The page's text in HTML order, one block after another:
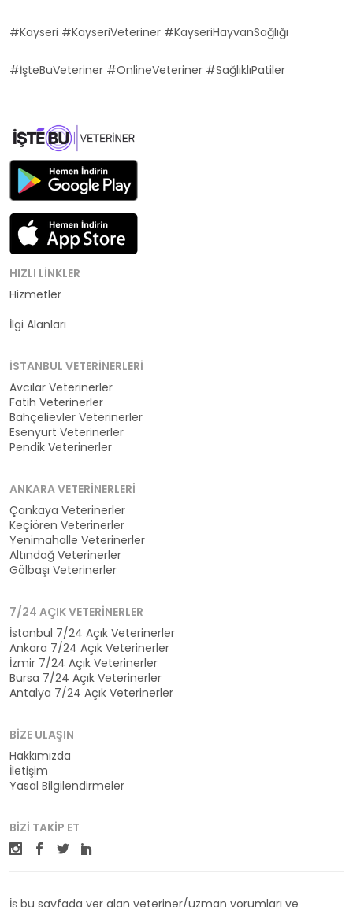
#Kayseri #KayseriVeteriner #KayseriHayvanSağlığı
#İşteBuVeteriner #OnlineVeteriner #SağlıklıPatiler
HIZLI LINKLER
Hizmetler
İlgi Alanları
İSTANBUL VETERINERLERI
Avcılar Veterinerler
Fatih Veterinerler
Bahçelievler Veterinerler
Esenyurt Veterinerler
Pendik Veterinerler
ANKARA VETERINERLERI
Çankaya Veterinerler
Keçiören Veterinerler
Yenimahalle Veterinerler
Altındağ Veterinerler
Gölbaşı Veterinerler
7/24 AÇIK VETERINERLER
İstanbul 7/24 Açık Veterinerler
Ankara 7/24 Açık Veterinerler
İzmir 7/24 Açık Veterinerler
Bursa 7/24 Açık Veterinerler
Antalya 7/24 Açık Veterinerler
BIZE ULAŞIN
Hakkımızda
İletişim
Yasal Bilgilendirmeler
BIZI TAKIP ET